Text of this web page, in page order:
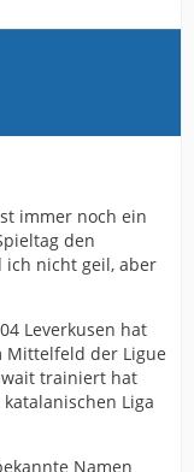
immer noch ein
den
ich nicht geil, aber
Leverkusen hat
Mittelfeld der Ligue
trainiert hat
Liga
Namen